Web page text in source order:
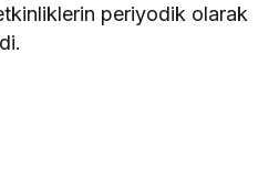
periyodik olarak